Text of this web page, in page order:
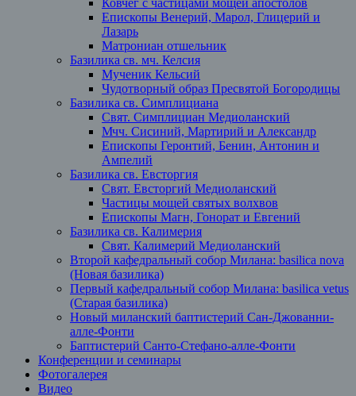
Епископы Венерий, Марол, Глицерий и
Лазарь
Матрониан отшельник
Базилика св. мч. Келсия
Мученик Кельсий
Чудотворный образ Пресвятой Богородицы
Базилика св. Симплициана
Свят. Симплициан Медиоланский
Мчч. Сисиний, Мартирий и Александр
Епископы Геронтий, Бенин, Антонин и
Ампелий
Базилика св. Евсторгия
Свят. Евсторгий Медиоланский
Частицы мощей святых волхвов
Епископы Магн, Гонорат и Евгений
Базилика св. Калимерия
Свят. Калимерий Медиоланский
Второй кафедральный собор Милана: basilica nova
(Новая базилика)
Первый кафедральный собор Милана: basilica vetus
(Старая базилика)
Новый миланский баптистерий Сан-Джованни-
алле-Фонти
Баптистерий Санто-Стефано-алле-Фонти
Конференции и семинары
Фотогалерея
Видео